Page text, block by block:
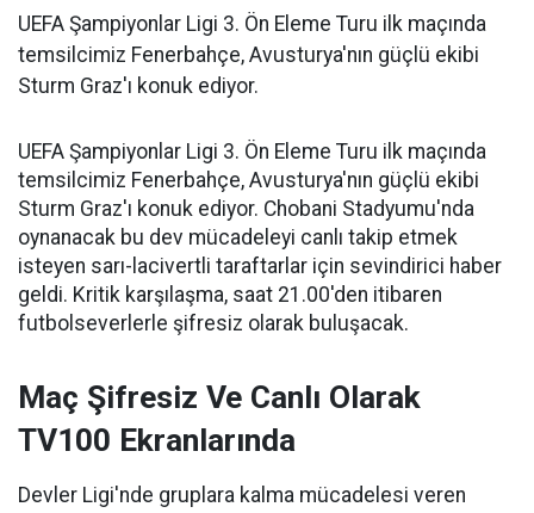
UEFA Şampiyonlar Ligi 3. Ön Eleme Turu ilk maçında
temsilcimiz Fenerbahçe, Avusturya'nın güçlü ekibi
Sturm Graz'ı konuk ediyor.
UEFA Şampiyonlar Ligi 3. Ön Eleme Turu ilk maçında
temsilcimiz Fenerbahçe, Avusturya'nın güçlü ekibi
Sturm Graz'ı konuk ediyor. Chobani Stadyumu'nda
oynanacak bu dev mücadeleyi canlı takip etmek
isteyen sarı-lacivertli taraftarlar için sevindirici haber
geldi. Kritik karşılaşma, saat 21.00'den itibaren
futbolseverlerle şifresiz olarak buluşacak.
Maç Şifresiz Ve Canlı Olarak
TV100 Ekranlarında
Devler Ligi'nde gruplara kalma mücadelesi veren